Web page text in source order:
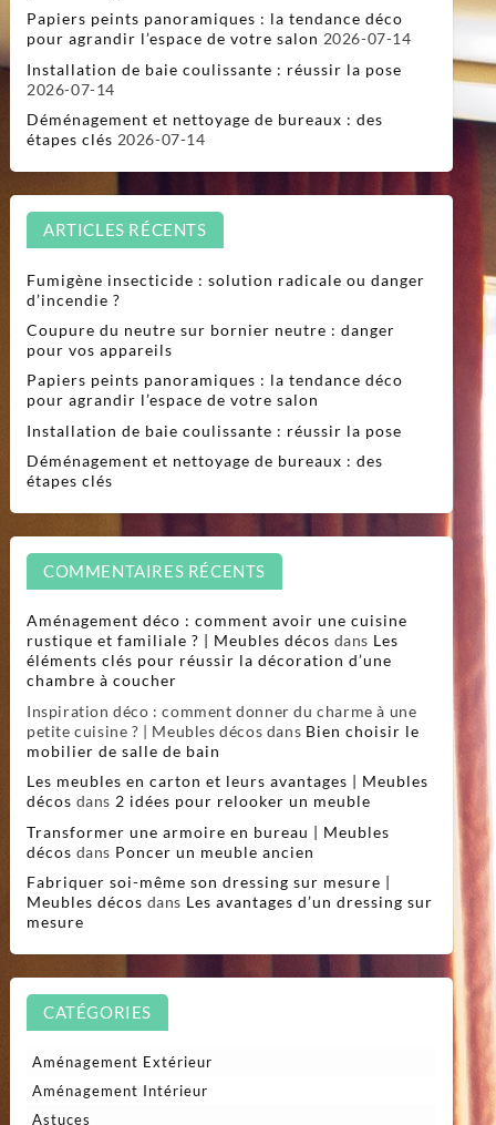
Papiers peints panoramiques : la tendance déco
pour agrandir l’espace de votre salon 2026-07-14
Installation de baie coulissante : réussir la pose
2026-07-14
Déménagement et nettoyage de bureaux : des
étapes clés 2026-07-14
ARTICLES RÉCENTS
Fumigène insecticide : solution radicale ou danger
d’incendie ?
Coupure du neutre sur bornier neutre : danger
pour vos appareils
Papiers peints panoramiques : la tendance déco
pour agrandir l’espace de votre salon
Installation de baie coulissante : réussir la pose
Déménagement et nettoyage de bureaux : des
étapes clés
COMMENTAIRES RÉCENTS
Aménagement déco : comment avoir une cuisine
rustique et familiale ? | Meubles décos dans Les
éléments clés pour réussir la décoration d’une
chambre à coucher
Inspiration déco : comment donner du charme à une
petite cuisine ? | Meubles décos dans Bien choisir le
mobilier de salle de bain
Les meubles en carton et leurs avantages | Meubles
décos dans 2 idées pour relooker un meuble
Transformer une armoire en bureau | Meubles
décos dans Poncer un meuble ancien
Fabriquer soi-même son dressing sur mesure |
Meubles décos dans Les avantages d’un dressing sur
mesure
CATÉGORIES
Aménagement Extérieur
Aménagement Intérieur
Astuces